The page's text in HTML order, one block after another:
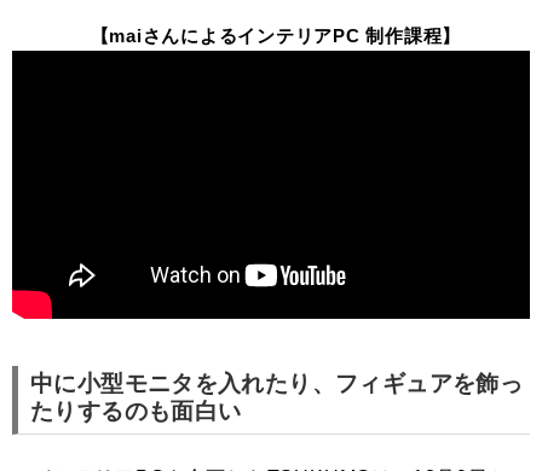
【maiさんによるインテリアPC 制作課程】
中に小型モニタを入れたり、フィギュアを飾っ
たりするのも面白い